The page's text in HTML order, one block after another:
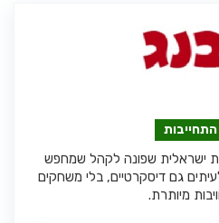
ישראלית שפונה לקהל שמחפש
גם דיסקרטיים, בלי משחקים
מיותרת.